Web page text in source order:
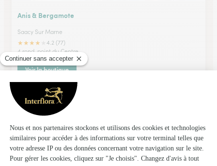
Anis & Bergamote
Saacy Sur Marne
★★★★
4.2 (77)
4 rond-point du Centre
Voir la boutique